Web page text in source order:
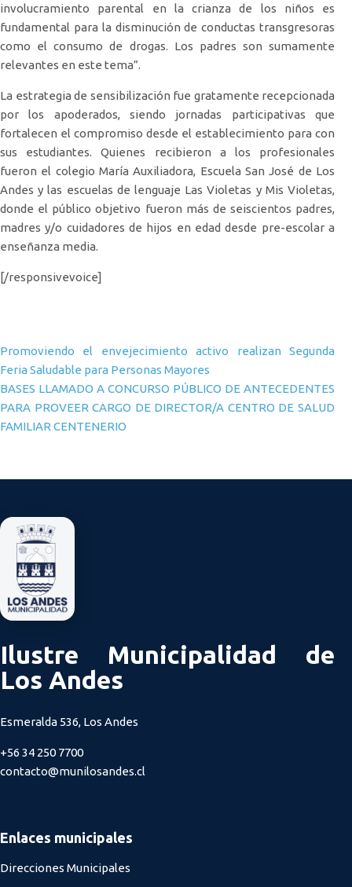
involucramiento parental en la crianza de los niños es
fundamental para la disminución de conductas transgresoras
como el consumo de drogas. Los padres son sumamente
relevantes en este tema”.
La estrategia de sensibilización fue gratamente recepcionada
por los apoderados, siendo jornadas participativas que
fortalecen el compromiso desde el establecimiento para con
sus estudiantes. Quienes recibieron a los profesionales
fueron el colegio María Auxiliadora, Escuela San José de Los
Andes y las escuelas de lenguaje Las Violetas y Mis Violetas,
donde el público objetivo fueron más de seiscientos padres,
madres y/o cuidadores de hijos en edad desde pre-escolar a
enseñanza media.
[/responsivevoice]
Navegación de entradas
Promoviendo el envejecimiento activo realizan Segunda
Feria Saludable para Personas Mayores
BASES LLAMADO A CONCURSO PÚBLICO DE ANTECEDENTES
PARA PROVEER CARGO DE DIRECTOR/A CENTRO DE SALUD
FAMILIAR CENTENERIO
Ilustre Municipalidad de
Los Andes
Esmeralda 536, Los Andes
+56 34 250 7700
contacto@munilosandes.cl
Enlaces municipales
Direcciones Municipales